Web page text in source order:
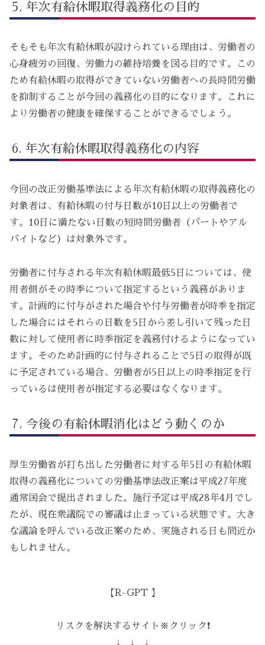
年次有給休暇取得義務化の目的
そもそも年次有給休暇が設けられている理由は、労働者の
心身疲労の回復、労働力の維持培養を図る目的です。この
ため有給休暇の取得ができていない労働者への長時間労働
を抑制することが今回の義務化の目的になります。これに
より労働者の健康を確保することができるでしょう。
年次有給休暇取得義務化の内容
今回の改正労働基準法による年次有給休暇の取得義務化の
対象者は、有給休暇の付与日数が10日以上の労働者で
す。10日に満たない日数の短時間労働者（パートやアル
バイトなど）は対象外です。
労働者に付与される年次有給休暇最低5日については、使
用者側がその時季について指定するという義務がありま
す。計画的に付与がされた場合や付与労働者が時季を指定
した場合にはそれらの日数を5日から差し引いて残った日
数に対して使用者に時季指定を義務付けるようになってい
ます。そのため計画的に付与されることで5日の取得が既
に予定されている場合、労働者が5日以上の時季指定を行
っているは使用者が指定する必要はなくなります。
今後の有給休暇消化はどう動くのか
厚生労働省が打ち出した労働者に対する年5日の有給休暇
取得の義務化についての労働基準法改正案は平成27年度
通常国会で提出されました。施行予定は平成28年4月でし
たが、現在衆議院での審議は止まっている状態です。大き
な議論を呼んでいる改正案のため、実施される日も間近か
もしれません。
【R-GPT 】
リスクを解決するサイト※クリック❗️
↓ ↓ ↓